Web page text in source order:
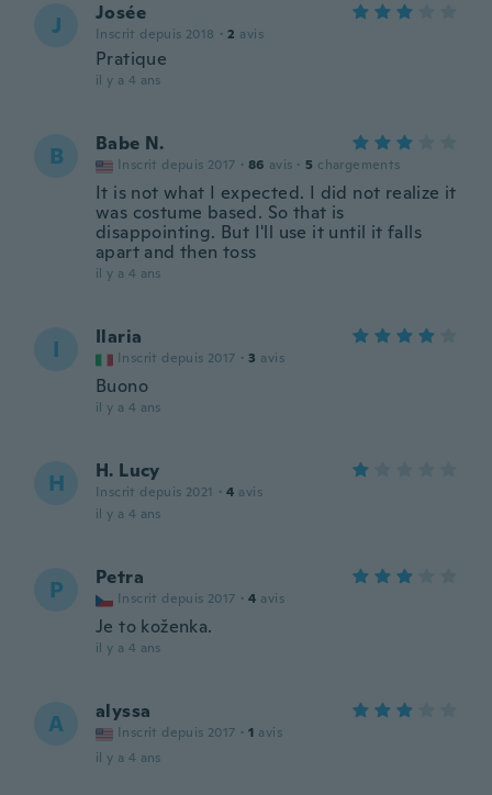
J Josée
Inscrit depuis 2018 · 2 avis
Pratique
il y a 4 ans
B Babe N.
Inscrit depuis 2017 · 86 avis · 5 chargements
It is not what I expected. I did not realize it
was costume based. So that is
disappointing. But I'll use it until it falls
apart and then toss
il y a 4 ans
I Ilaria
Inscrit depuis 2017 · 3 avis
Buono
il y a 4 ans
H H. Lucy
Inscrit depuis 2021 · 4 avis
il y a 4 ans
P Petra
Inscrit depuis 2017 · 4 avis
Je to koženka.
il y a 4 ans
A alyssa
Inscrit depuis 2017 · 1 avis
il y a 4 ans